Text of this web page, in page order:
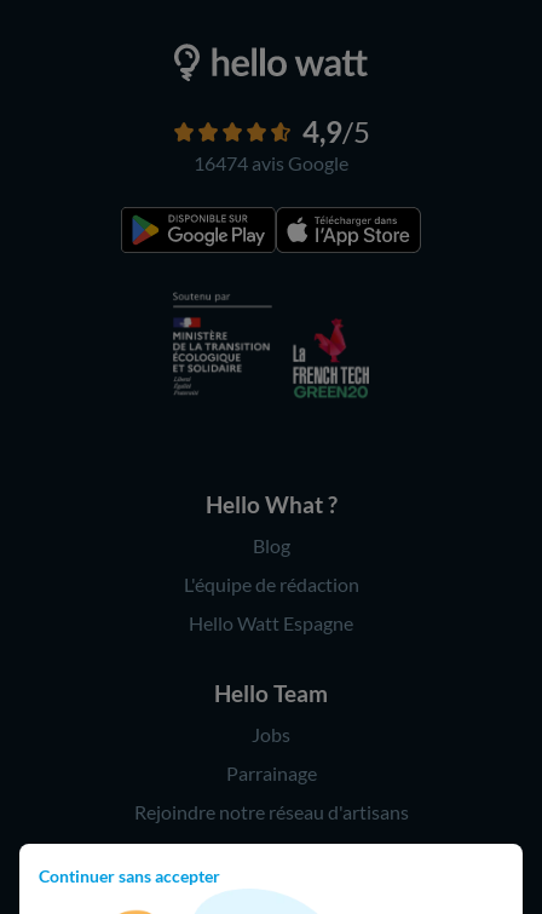
Continuer sans accepter
4,9/5
16474 avis Google
Hello What ?
Blog
L'équipe de rédaction
Hello Watt Espagne
Hello Team
Jobs
Parrainage
Rejoindre notre réseau d'artisans
Hello !